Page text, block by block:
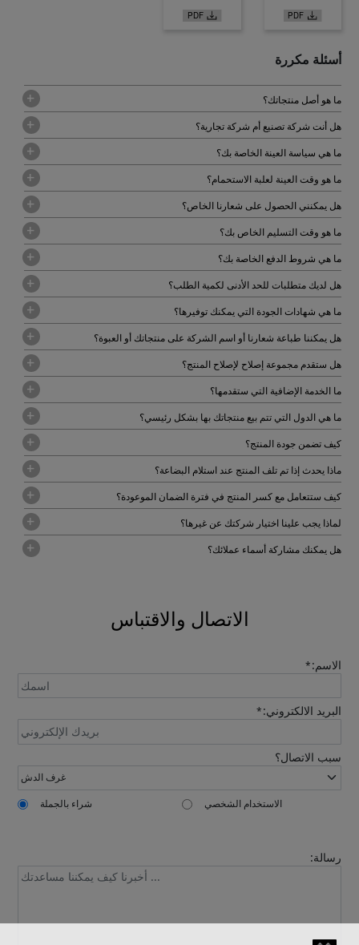
أسئلة مكررة
ما هو أصل منتجاتك؟
هل أنت شركة تصنيع أم شركة تجارية؟
ما هي سياسة العينة الخاصة بك؟
ما هو وقت العينة لعلبة الاستحمام؟
هل يمكنني الحصول على شعارنا الخاص؟
ما هو وقت التسليم الخاص بك؟
ما هي شروط الدفع الخاصة بك؟
هل لديك متطلبات للحد الأدنى لكمية الطلب؟
ما هي شهادات الجودة التي يمكنك توفيرها؟
هل يمكننا طباعة شعارنا أو اسم الشركة على منتجاتك أو العبوة؟
هل ستقدم مجموعة إصلاح لإصلاح المنتج؟
ما الخدمة الإضافية التي ستقدمها؟
ما هي الدول التي تتم بيع منتجاتك بها بشكل رئيسي؟
كيف تضمن جودة المنتج؟
ماذا يحدث إذا تم تلف المنتج عند استلام البضاعة؟
كيف ستتعامل مع كسر المنتج في فترة الضمان الموعودة؟
لماذا يجب علينا اختيار شركتك عن غيرها؟
هل يمكنك مشاركة أسماء عملائك؟
الاتصال والاقتباس
الاسم:*
البريد الالكتروني:*
سبب الاتصال؟
شراء بالجملة الاستخدام الشخصي
رسالة: